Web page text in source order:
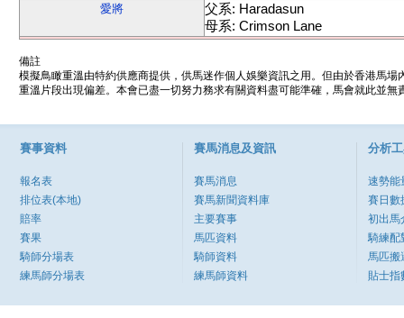
愛將
父系: Haradasun
母系: Crimson Lane
備註
模擬鳥瞰重溫由特約供應商提供，供馬迷作個人娛樂資訊之用。但由於香港馬
重溫片段出現偏差。本會已盡一切努力務求有關資料盡可能準確，馬會就此並
賽事資料
報名表
排位表(本地)
賠率
賽果
騎師分場表
練馬師分場表
賽馬消息及資訊
賽馬消息
賽馬新聞資料庫
主要賽事
馬匹資料
騎師資料
練馬師資料
分析
速勢能
賽日數
初出馬
騎練配
馬匹搬
貼士指